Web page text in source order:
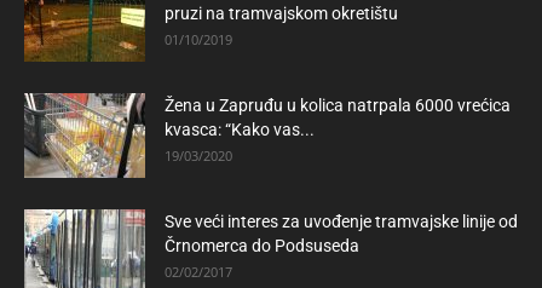
pruzi na tramvajskom okretištu
01/10/2019
Žena u Zapruđu u kolica natrpala 6000 vrećica
kvasca: “Kako vas...
19/03/2020
Sve veći interes za uvođenje tramvajske linije od
Črnomerca do Podsuseda
02/02/2017